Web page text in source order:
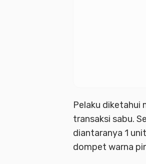
Pelaku diketahui
transaksi sabu.
diantaranya 1
dompet warna